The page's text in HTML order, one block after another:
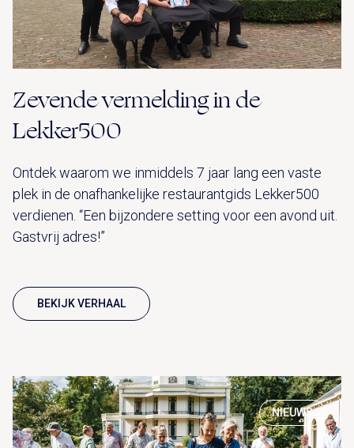
Zevende vermelding in de
Lekker500
Ontdek waarom we inmiddels 7 jaar lang een vaste
plek in de onafhankelijke restaurantgids Lekker500
verdienen. “Een bijzondere setting voor een avond uit.
Gastvrij adres!”
BEKIJK VERHAAL
NIEUWS